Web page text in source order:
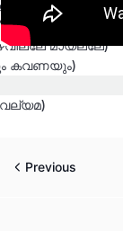
തെറ്റും)
note
മായല്ലേ)
കവണയും)
വല്യമ)
Previous